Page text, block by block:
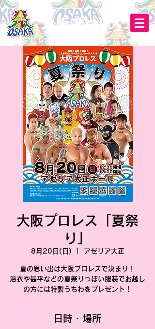
大阪プロレス「夏祭
り」
8月20日(日) アゼリア大正
夏の思い出は大阪プロレスで決まり！
浴衣や甚平などの夏祭りっぽい服装でお越し
の方には特製うちわをプレゼント！
日時・場所